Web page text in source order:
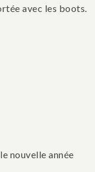
avec les boots.
nouvelle année